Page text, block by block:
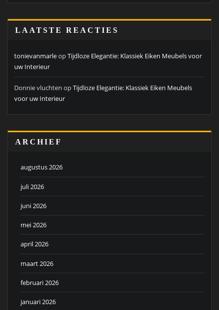
LAATSTE REACTIES
tonievanmarleopTijdloze Elegantie: Klassiek Eiken Meubels voor
uw Interieur
Donnie vluchten opTijdloze Elegantie: Klassiek Eiken Meubels
voor uw Interieur
ARCHIEF
augustus 2026
juli 2026
juni 2026
mei 2026
april 2026
maart 2026
februari 2026
januari 2026